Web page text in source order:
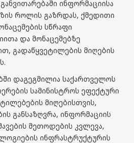
ინფორმაციისა
როლის გაზრდას, ქმედითი
სწრაფი
და მონაცემებზე
გადაწყვეტილების მიღების
დაგეგმილია საქართველოს
სამინისტროს ეფექტური
მიღებისთვის,
განსაზღვრა, ინფორმაციის
მეთოდების კვლევა,
ინფრასტრუქტურის